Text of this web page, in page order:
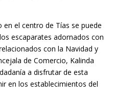
en el centro de Tías se puede
escaparates adornados con
con la Navidad y
de Comercio, Kalinda
a disfrutar de esta
en los establecimientos del